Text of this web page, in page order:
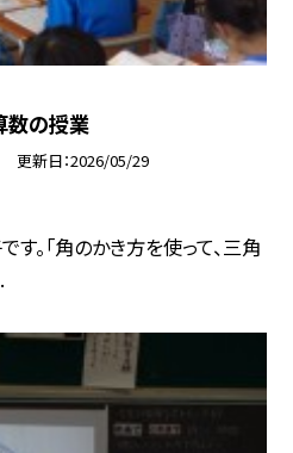
数の授業
更新日 2026/05/29
。「角のかき方を使って、三角